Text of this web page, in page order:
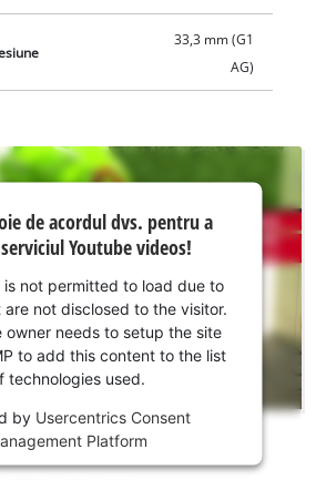
33,3 mm (G1
AG)
de acordul dvs. pentru a
Youtube videos!
is not permitted to load due to
not disclosed to the visitor.
owner needs to setup the site
to add this content to the list
technologies used.
by Usercentrics Consent
Platform